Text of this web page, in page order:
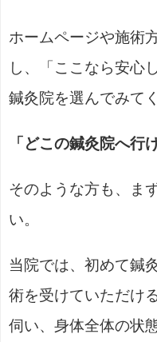
ホームページや施術
し、「ここなら安心
鍼灸院を選んでみて
「どこの鍼灸院へ行
そのような方も、ま
い。
当院では、初めて鍼
術を受けていただけ
伺い、身体全体の状